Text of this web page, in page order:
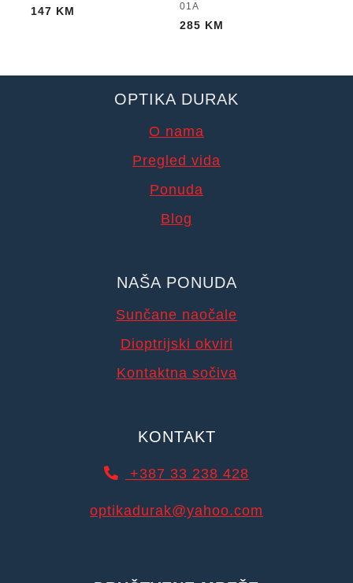
147 KM
01A
285 KM
OPTIKA DURAK
O nama
Pregled vida
Ponuda
Blog
NAŠA PONUDA
Sunčane naočale
Dioptrijski okviri
Kontaktna sočiva
KONTAKT
+387 33 238 428
optikadurak@yahoo.com